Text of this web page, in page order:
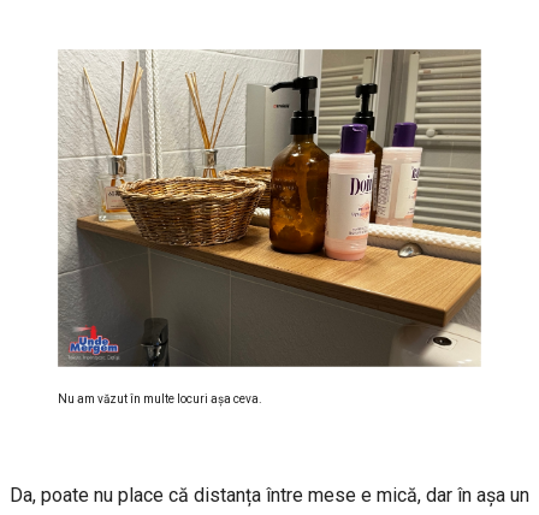
Nu am văzut în multe locuri aşa ceva.
Da, poate nu place că distanța între mese e mică, dar în așa un